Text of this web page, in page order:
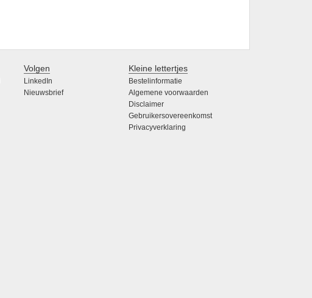
Volgen
LinkedIn
Nieuwsbrief
Kleine lettertjes
Bestelinformatie
Algemene voorwaarden
Disclaimer
Gebruikersovereenkomst
Privacyverklaring